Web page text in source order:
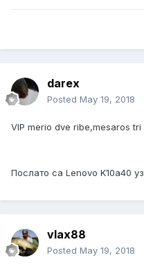
darex
Posted May 19, 2018
VIP merio dve ribe,mesaros
Послато са Lenovo K10a40
vlax88
Posted May 19, 2018